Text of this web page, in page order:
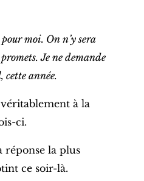
moi. On n’y sera
Je ne demande
cette année.
à la
ci.
réponse la plus
ce soir-là.